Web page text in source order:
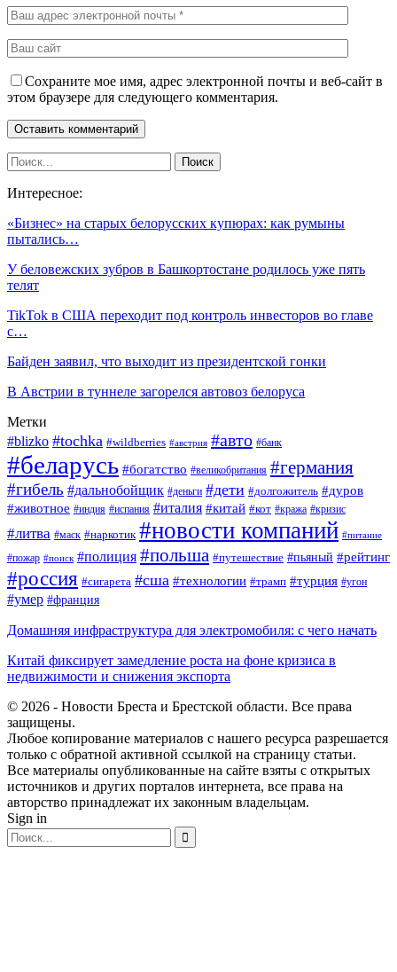
Сохраните мое имя, адрес электронной почты и веб-сайт в
этом браузере для следующего комментария.
Интересное:
«Бизнес» на старых белорусских купюрах: как румыны
пытались…
У беловежских зубров в Башкортостане родилось уже пять
телят
TikTok в США переходит под контроль инвесторов во главе
с…
Байден заявил, что выходит из президентской гонки
В Австрии в туннеле загорелся автовоз белоруса
Метки
#blizko #tochka #wildberries #австрия #авто #банк
#беларусь #богатство #великобритания #германия
#гибель #дальнобойщик #деньги #дети #долгожитель #дуров
#животное #индия #испания #италия #китай #кот #кража #кризис
#литва #маск #наркотик #новости компаний #питание
#пожар #поиск #полиция #польша #путешествие #пьяный #рейтинг
#россия #сигарета #сша #технологии #трамп #турция #угон
#умер #франция
Домашняя инфраструктура для электромобиля: с чего начать
Китай фиксирует замедление роста на фоне кризиса в
недвижимости и снижения экспорта
© 2026 - Новости Бреста и Брестской области. Все права
защищены.
Любое копирование материалов с нашего ресурса разрешается
только с обратной активной ссылкой на страницу статьи.
Все материалы опубликованные на сайте взяты с открытых
источников и других порталов интернета, все права на
авторство принадлежат их законным владельцам.
Sign in